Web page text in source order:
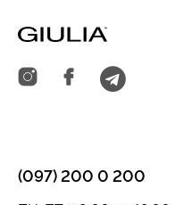
(097) 200 0 200